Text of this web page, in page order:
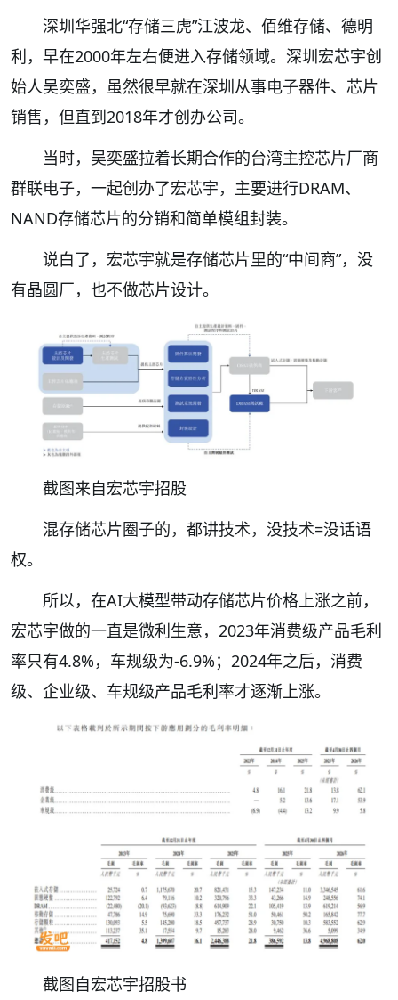
深圳华强北“存储三虎”江波龙、佰维存储、德明
利，早在2000年左右便进入存储领域。深圳宏芯宇创
始人吴奕盛，虽然很早就在深圳从事电子器件、芯片
销售，但直到2018年才创办公司。
当时，吴奕盛拉着长期合作的台湾主控芯片厂商
群联电子，一起创办了宏芯宇，主要进行DRAM、
NAND存储芯片的分销和简单模组封装。
说白了，宏芯宇就是存储芯片里的“中间商”，没
有晶圆厂，也不做芯片设计。
截图来自宏芯宇招股
混存储芯片圈子的，都讲技术，没技术=没话语
权。
所以，在AI大模型带动存储芯片价格上涨之前，
宏芯宇做的一直是微利生意，2023年消费级产品毛利
率只有4.8%，车规级为-6.9%；2024年之后，消费
级、企业级、车规级产品毛利率才逐渐上涨。
截图自宏芯宇招股书